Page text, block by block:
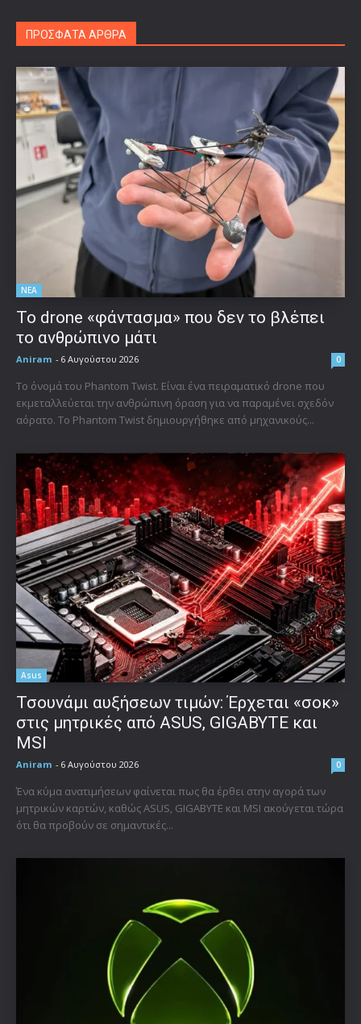
ΠΡΟΣΦΑΤΑ ΑΡΘΡΑ
ΝΕΑ
Το drone «φάντασμα» που δεν το βλέπει
το ανθρώπινο μάτι
Aniram - 6 Αυγούστου 2026 0
Το όνομά του Phantom Twist. Είναι ένα πειραματικό drone που
εκμεταλλεύεται την ανθρώπινη όραση για να παραμένει σχεδόν
αόρατο. Το Phantom Twist δημιουργήθηκε από μηχανικούς...
Asus
Τσουνάμι αυξήσεων τιμών: Έρχεται «σοκ»
στις μητρικές από ASUS, GIGABYTE και
MSI
Aniram - 6 Αυγούστου 2026 0
Ένα κύμα ανατιμήσεων φαίνεται πως θα έρθει στην αγορά των
μητρικών καρτών, καθώς ASUS, GIGABYTE και MSI ακούγεται τώρα
ότι θα προβούν σε σημαντικές...